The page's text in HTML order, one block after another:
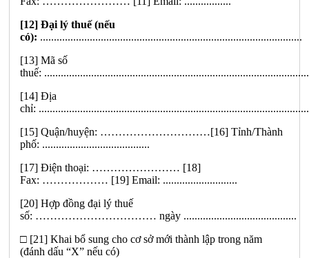
[12] Đại lý thuế(nếu
có): ...............................................................................................
[13] Mã số
thuế:
[14] Địa
chỉ:
[15] Quận/huyện: …………………………[16] Tỉnh/Thành
phố: .......................................
[17] Điện thoại: …………………… [18]
Fax: ……………… [19] Email: ...........................
[20] Hợp đồng đại lý thuế
số: …………………………… ngày .........................................
□ [21] Khai bổ sung cho cơ sở mới thành lập trong năm
(đánh dấu “X” nếu có)